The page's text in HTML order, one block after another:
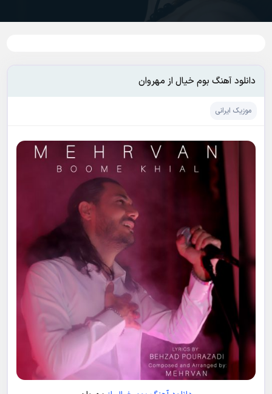
دانلود آهنگ بوم خیال از مهروان
موزیک ایرانی